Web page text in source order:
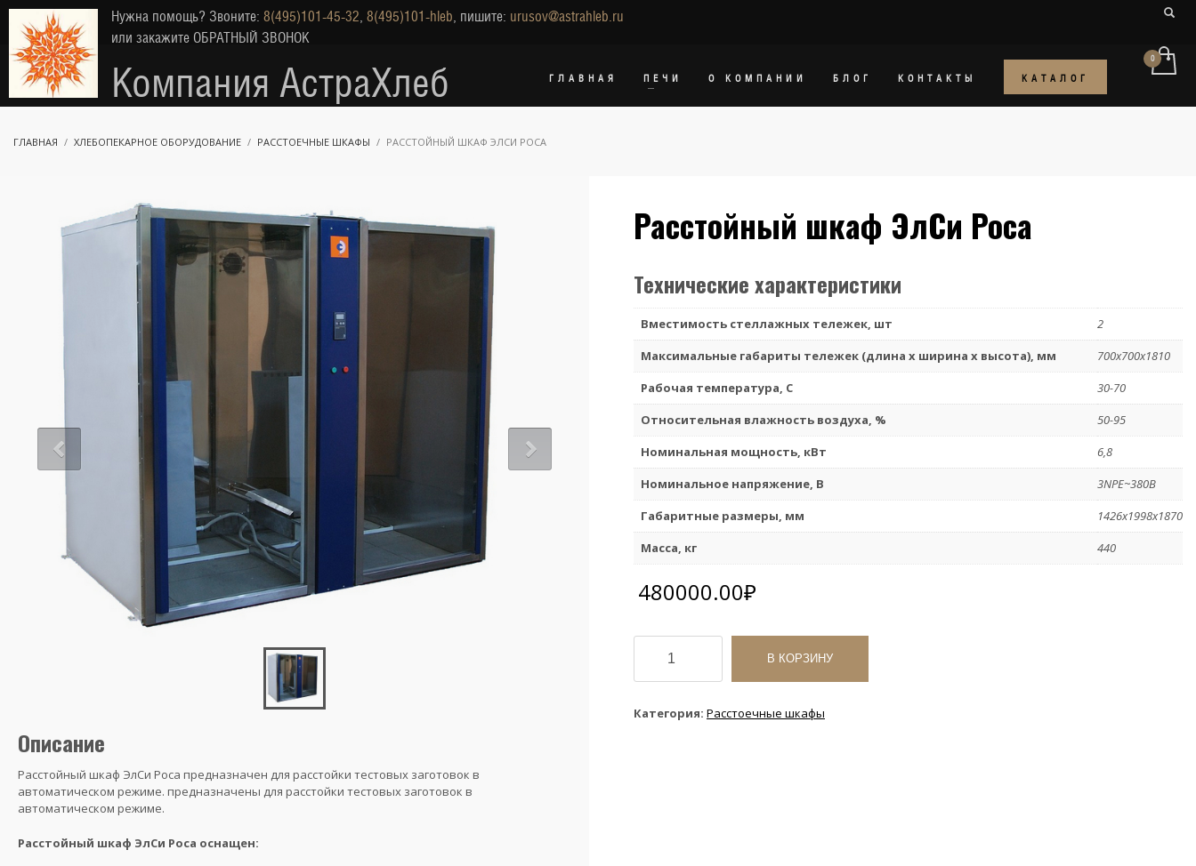
Нужна помощь? Звоните: 8(495)101-45-32, 8(495)101-hleb, пишите: urusov@astrahleb.ru
или закажите ОБРАТНЫЙ ЗВОНОК
Компания АстраХлеб ГЛАВНАЯ ПЕЧИ О КОМПАНИИ БЛОГ КОНТАКТЫ КАТАЛОГ
ГЛАВНАЯ ХЛЕБОПЕКАРНОЕ ОБОРУДОВАНИЕ РАССТОЕЧНЫЕ ШКАФЫ РАССТОЙНЫЙ ШКАФ ЭЛСИ РОСА
Описание
Расстойный шкаф ЭлСи Роса предназначен для расстойки тестовых заготовок в
автоматическом режиме. предназначены для расстойки тестовых заготовок в
автоматическом режиме.
Расстойный шкаф ЭлСи Роса оснащен:
Расстойный шкаф ЭлСи Роса
Технические характеристики
Вместимость стеллажных тележек, шт
2
Максимальные габариты тележек (длина х ширина х высота), мм
700x700x1810
Рабочая температура, С
30-70
Относительная влажность воздуха, %
50-95
Номинальная мощность, кВт
6,8
Номинальное напряжение, В
3NPE~380В
Габаритные размеры, мм
1426х1998х1870
Масса, кг
440
480000.00₽
Количество
товара
Расстойный
ЭлСи
В КОРЗИНУ
Категория: Расстоечные шкафы